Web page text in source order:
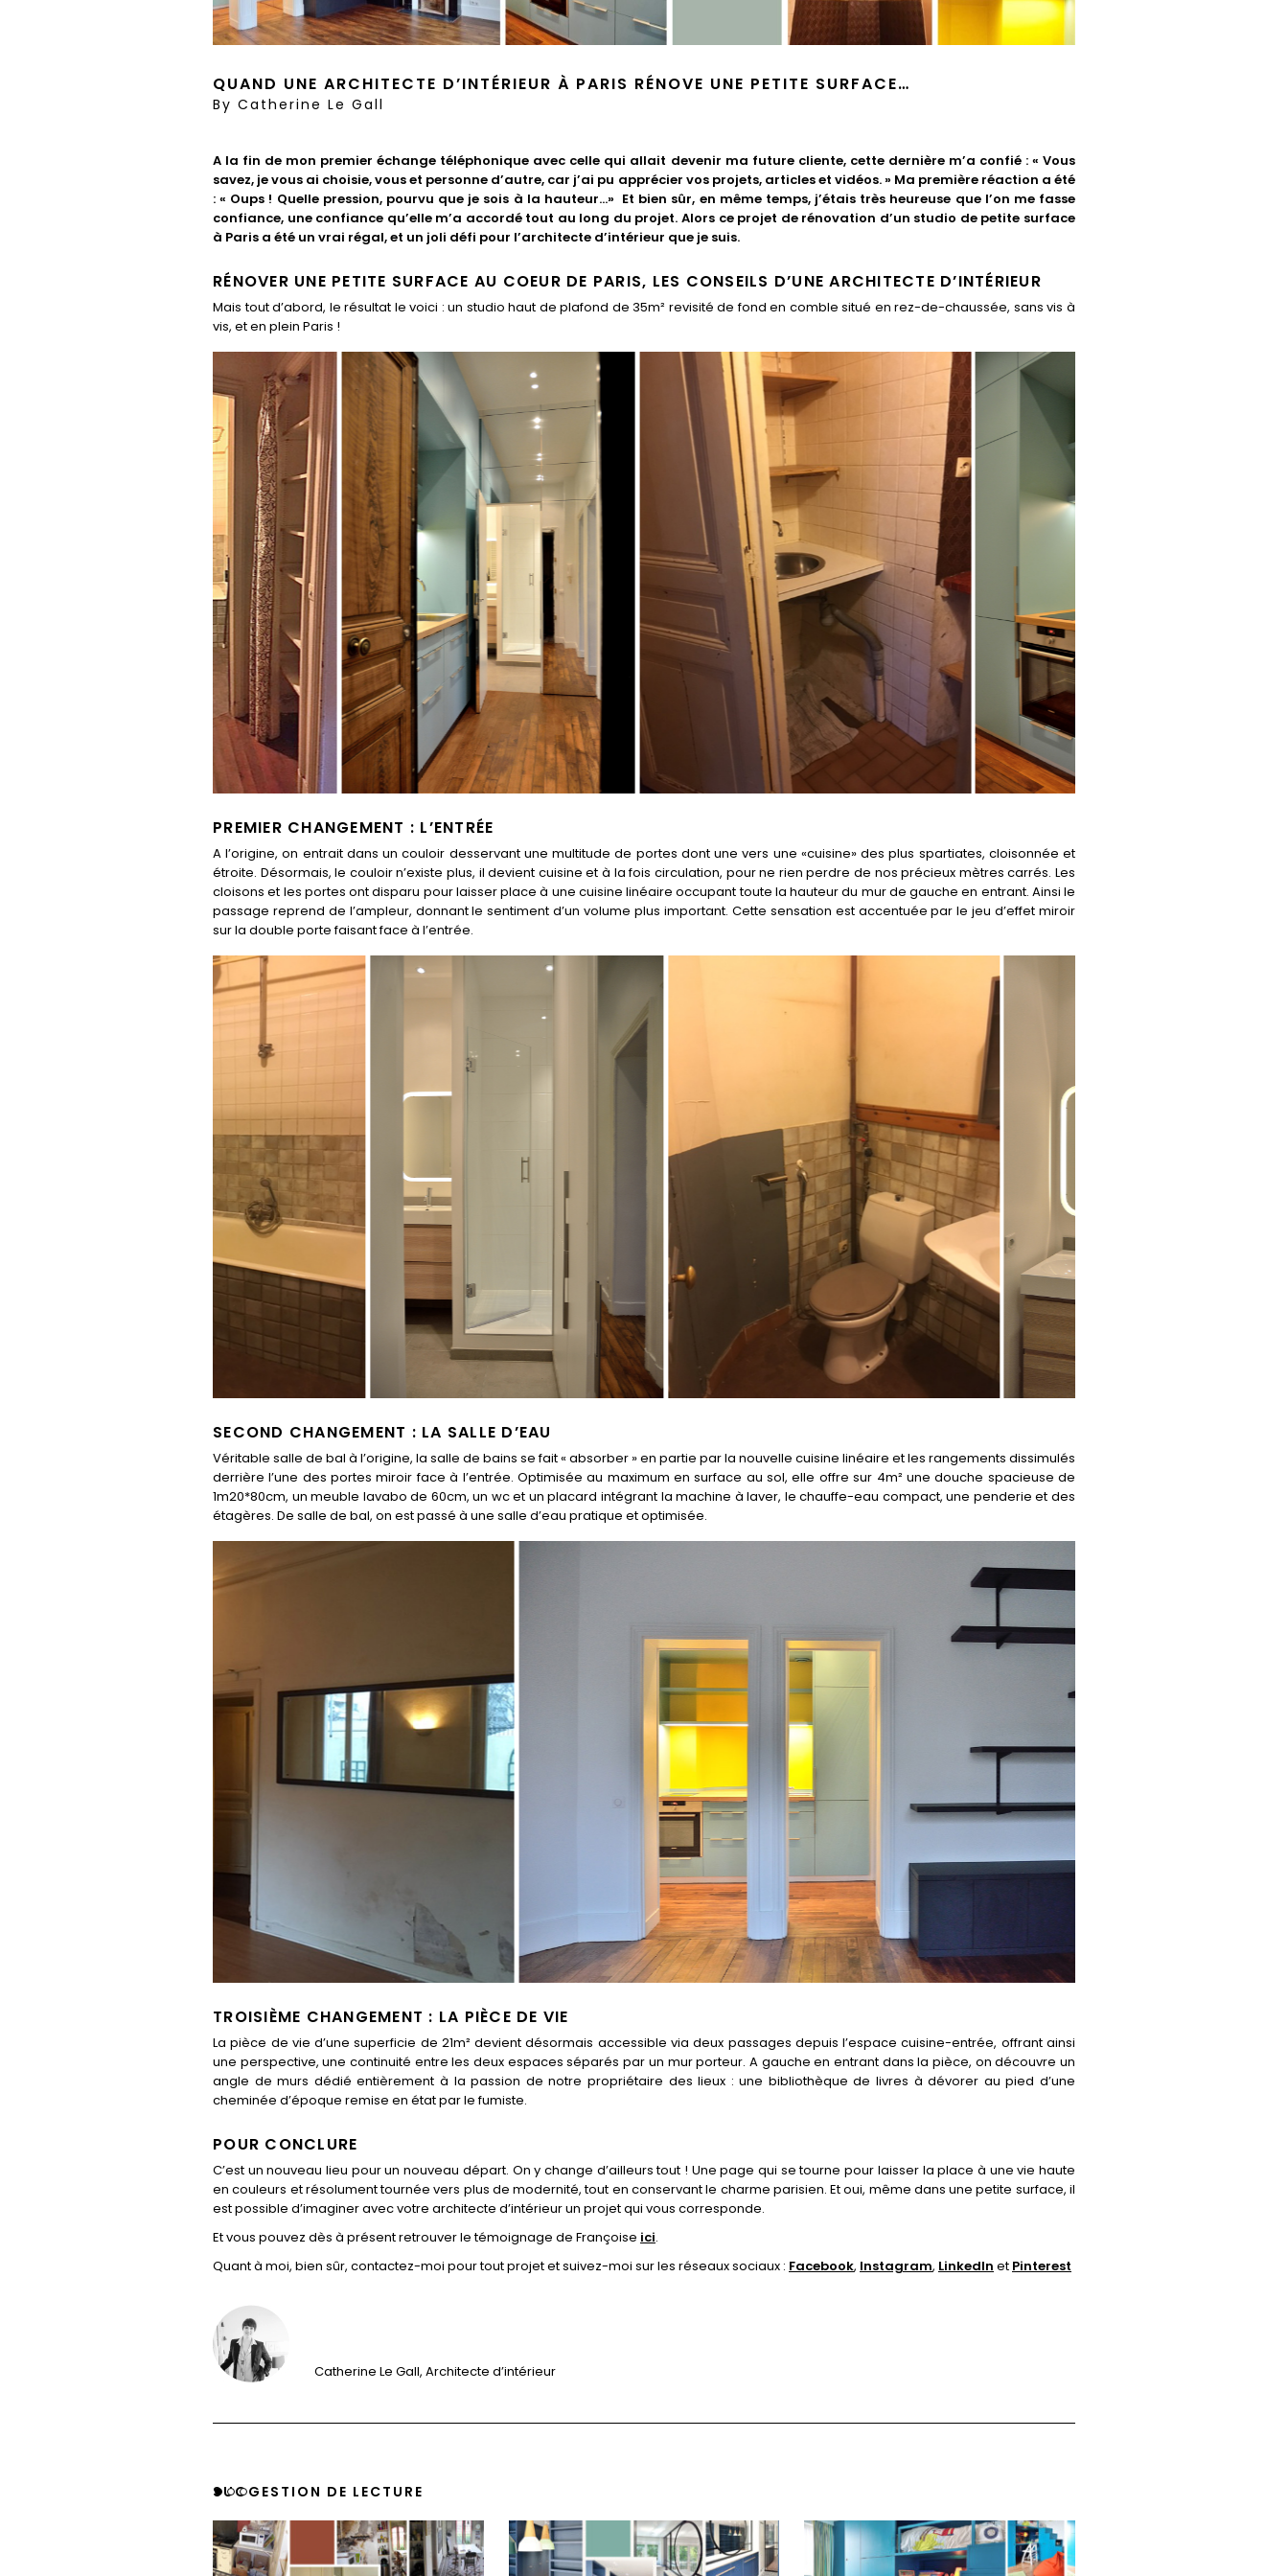
QUAND UNE ARCHITECTE D’INTÉRIEUR À PARIS RÉNOVE UNE PETITE SURFACE…
By Catherine Le Gall
A la fin de mon premier échange téléphonique avec celle qui allait devenir ma future cliente, cette dernière m’a confié : « Vous
savez, je vous ai choisie, vous et personne d’autre, car j’ai pu apprécier vos projets, articles et vidéos. » Ma première réaction a été
: « Oups ! Quelle pression, pourvu que je sois à la hauteur…» Et bien sûr, en même temps, j’étais très heureuse que l’on me fasse
confiance, une confiance qu’elle m’a accordé tout au long du projet. Alors ce projet de rénovation d’un studio de petite surface
à Paris a été un vrai régal, et un joli défi pour l’architecte d’intérieur que je suis.
RÉNOVER UNE PETITE SURFACE AU COEUR DE PARIS, LES CONSEILS D’UNE ARCHITECTE D’INTÉRIEUR
Mais tout d’abord, le résultat le voici : un studio haut de plafond de 35m² revisité de fond en comble situé en rez-de-chaussée, sans vis à
vis, et en plein Paris !
PREMIER CHANGEMENT : L’ENTRÉE
A l’origine, on entrait dans un couloir desservant une multitude de portes dont une vers une «cuisine» des plus spartiates, cloisonnée et
étroite. Désormais, le couloir n’existe plus, il devient cuisine et à la fois circulation, pour ne rien perdre de nos précieux mètres carrés. Les
cloisons et les portes ont disparu pour laisser place à une cuisine linéaire occupant toute la hauteur du mur de gauche en entrant. Ainsi le
passage reprend de l’ampleur, donnant le sentiment d’un volume plus important. Cette sensation est accentuée par le jeu d’effet miroir
sur la double porte faisant face à l’entrée.
SECOND CHANGEMENT : LA SALLE D’EAU
Véritable salle de bal à l’origine, la salle de bains se fait « absorber » en partie par la nouvelle cuisine linéaire et les rangements dissimulés
derrière l’une des portes miroir face à l’entrée. Optimisée au maximum en surface au sol, elle offre sur 4m² une douche spacieuse de
1m20*80cm, un meuble lavabo de 60cm, un wc et un placard intégrant la machine à laver, le chauffe-eau compact, une penderie et des
étagères. De salle de bal, on est passé à une salle d’eau pratique et optimisée.
TROISIÈME CHANGEMENT : LA PIÈCE DE VIE
La pièce de vie d’une superficie de 21m² devient désormais accessible via deux passages depuis l’espace cuisine-entrée, offrant ainsi
une perspective, une continuité entre les deux espaces séparés par un mur porteur. A gauche en entrant dans la pièce, on découvre un
angle de murs dédié entièrement à la passion de notre propriétaire des lieux : une bibliothèque de livres à dévorer au pied d’une
cheminée d’époque remise en état par le fumiste.
POUR CONCLURE
C’est un nouveau lieu pour un nouveau départ. On y change d’ailleurs tout ! Une page qui se tourne pour laisser la place à une vie haute
en couleurs et résolument tournée vers plus de modernité, tout en conservant le charme parisien. Et oui, même dans une petite surface, il
est possible d’imaginer avec votre architecte d’intérieur un projet qui vous corresponde.
Et vous pouvez dès à présent retrouver le témoignage de Françoise ici.
Quant à moi, bien sûr, contactez-moi pour tout projet et suivez-moi sur les réseaux sociaux : Facebook, Instagram, LinkedIn et Pinterest
Catherine Le Gall, Architecte d’intérieur
SUGGESTION DE LECTURE